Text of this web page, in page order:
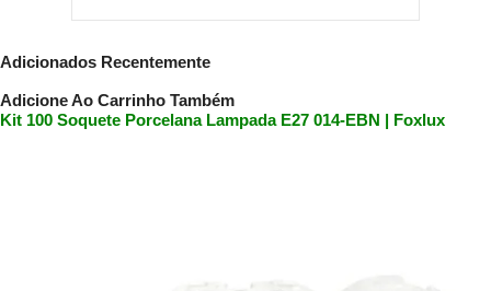
Adicionados Recentemente
Adicione Ao Carrinho Também
Kit 100 Soquete Porcelana Lampada E27 014-EBN | Foxlux